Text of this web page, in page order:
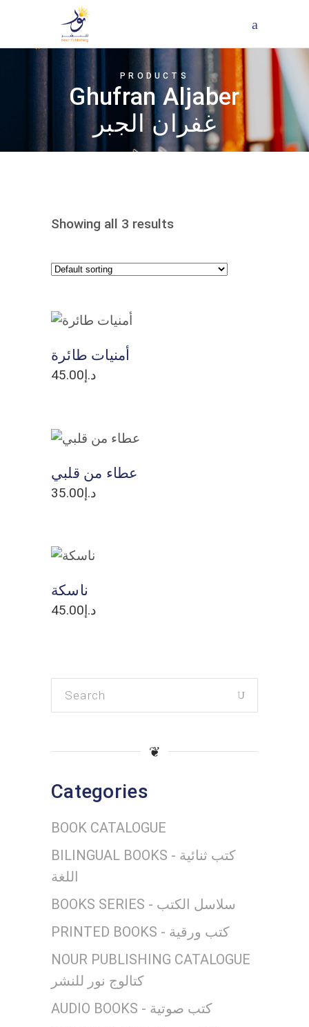
PRODUCTS
Ghufran Aljaber
غفران الجبر
Showing all 3 results
ADD TO CART
أمنيات طائرة
د.إ45.00
عطاء من قلبي
د.إ35.00
ناسكة
د.إ45.00
❦
Categories
BOOK CATALOGUE
BILINGUAL BOOKS - كتب ثنائية
اللغة
BOOKS SERIES - سلاسل الكتب
PRINTED BOOKS - كتب ورقية
NOUR PUBLISHING CATALOGUE
كتالوج نور للنشر
AUDIO BOOKS - كتب صوتية